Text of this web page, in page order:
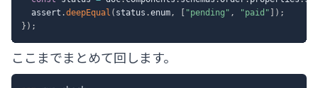
  assert
.deepEqual ( status .enum, "pending" , "paid" ) ;
} ) ;
ここまでまとめて回します。